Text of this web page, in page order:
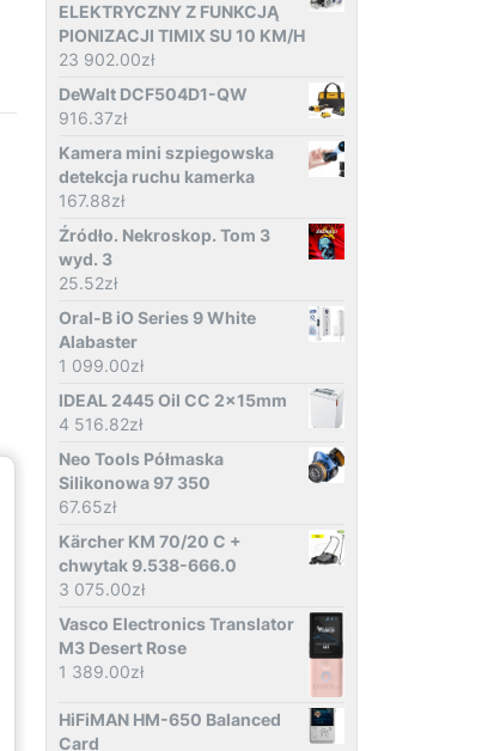
ELEKTRYCZNY Z FUNKCJĄ
PIONIZACJI TIMIX SU 10 KM/H
23 902.00zł
DeWalt DCF504D1-QW
916.37zł
Kamera mini szpiegowska
detekcja ruchu kamerka
167.88zł
Źródło. Nekroskop. Tom 3
wyd. 3
25.52zł
Oral-B iO Series 9 White
Alabaster
1 099.00zł
IDEAL 2445 Oil CC 2x15mm
4 516.82zł
Neo Tools Półmaska
Silikonowa 97 350
67.65zł
Kärcher KM 70/20 C +
chwytak 9.538-666.0
3 075.00zł
Vasco Electronics Translator
M3 Desert Rose
1 389.00zł
HiFiMAN HM-650 Balanced
Card